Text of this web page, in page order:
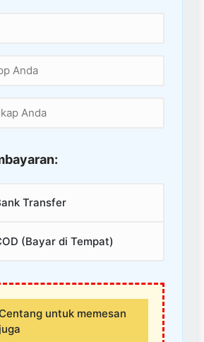
Transfer
(Bayar di Tempat)
untuk memesan
juga